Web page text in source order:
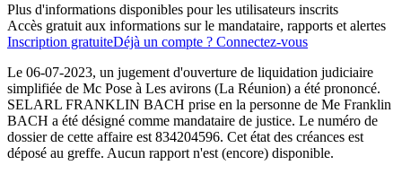
Plus d'informations disponibles pour les utilisateurs inscrits
Accès gratuit aux informations sur le mandataire, rapports et alertes
Inscription gratuiteDéjà un compte ? Connectez-vous
Le 06-07-2023, un jugement d'ouverture de liquidation judiciaire
simplifiée de Mc Pose à Les avirons (La Réunion) a été prononcé.
SELARL FRANKLIN BACH prise en la personne de Me Franklin
BACH a été désigné comme mandataire de justice. Le numéro de
dossier de cette affaire est 834204596. Cet état des créances est
déposé au greffe. Aucun rapport n'est (encore) disponible.